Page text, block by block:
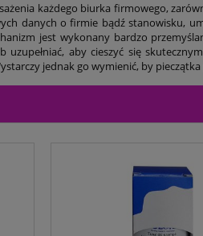
każdego biurka firmowego,
danych o firmie bądź stanowisku,
jest wykonany bardzo
aby cieszyć się skutecznym
jednak go wymienić, by